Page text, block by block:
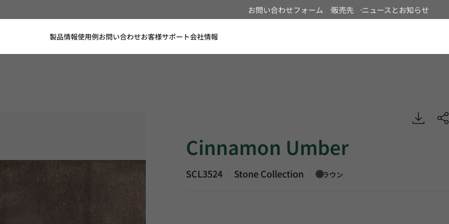
お問い合わせフォーム 販売先 ニュースとお知らせ
製品情報使用例お問い合わせお客様サポート会社情報
Cinnamon Umber
SCL3524 Stone Collection ブラウン